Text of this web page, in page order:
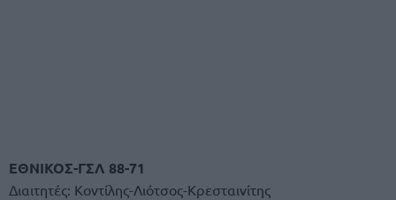
ΕΘΝΙΚΟΣ-ΓΣΛ 88-71
Διαιτητές: Κοντίλης-Λιότσος-Κρεσταινίτης